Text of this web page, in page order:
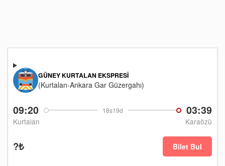
09:20 18s19d 03:39
Kurtalan Karaözü
GÜNEY KURTALAN EKSPRESI
(Kurtalan-Ankara Gar Güzergahı)
?₺ Bilet Bul